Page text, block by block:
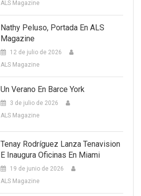
ALS Magazine
Nathy Peluso, Portada En ALS
Magazine
12 de julio de 2026
ALS Magazine
Un Verano En Barce York
3 de julio de 2026
ALS Magazine
Tenay Rodríguez Lanza Tenavision
E Inaugura Oficinas En Miami
19 de junio de 2026
ALS Magazine